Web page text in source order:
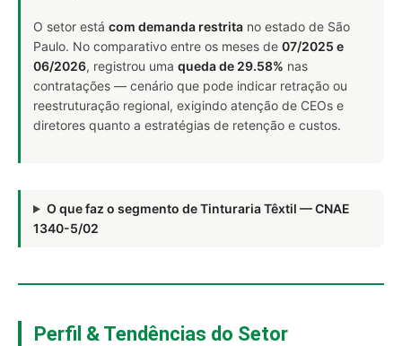
O setor está com demanda restrita no estado de São
Paulo. No comparativo entre os meses de 07/2025 e
06/2026, registrou uma queda de 29.58% nas
contratações — cenário que pode indicar retração ou
reestruturação regional, exigindo atenção de CEOs e
diretores quanto a estratégias de retenção e custos.
O que faz o segmento de Tinturaria Têxtil — CNAE
1340-5/02
Perfil & Tendências do Setor